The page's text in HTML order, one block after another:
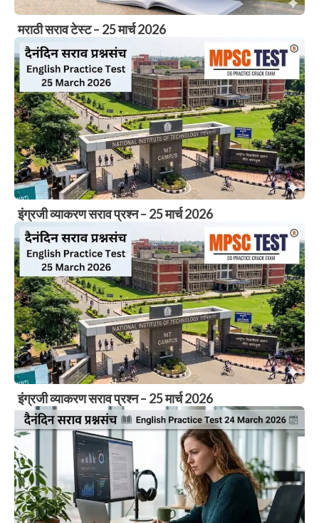
मराठी सराव टेस्ट – 25 मार्च 2026
इंग्रजी व्याकरण सराव प्रश्न – 25 मार्च 2026
इंग्रजी व्याकरण सराव प्रश्न – 25 मार्च 2026